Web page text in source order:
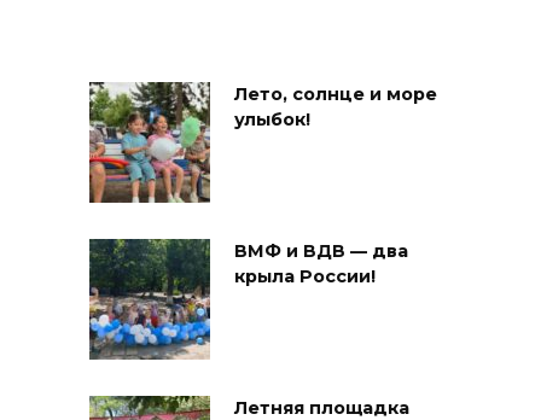
Лето, солнце и море
улыбок!
ВМФ и ВДВ — два
крыла России!
Летняя площадка